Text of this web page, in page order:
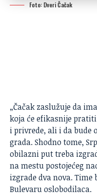
Foto: Dveri Čačak
„Čačak zaslužuje da
koja će efikasnije
i privrede, ali i da bude
grada. Shodno tome,
obilazni put treba
na mestu postojećeg
izgrade dva nova.
Bulevaru oslobodilaca.